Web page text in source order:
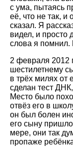
с ума, пытаясь
её, что не так, и
сказал. Я
видел, и просто
слова я помнил.
2 февраля 2012
шестилетнему
в трёх милях от
сделан тест
Место было
отвёз его в
он был болен
его сыну
мере, они так
пропаже